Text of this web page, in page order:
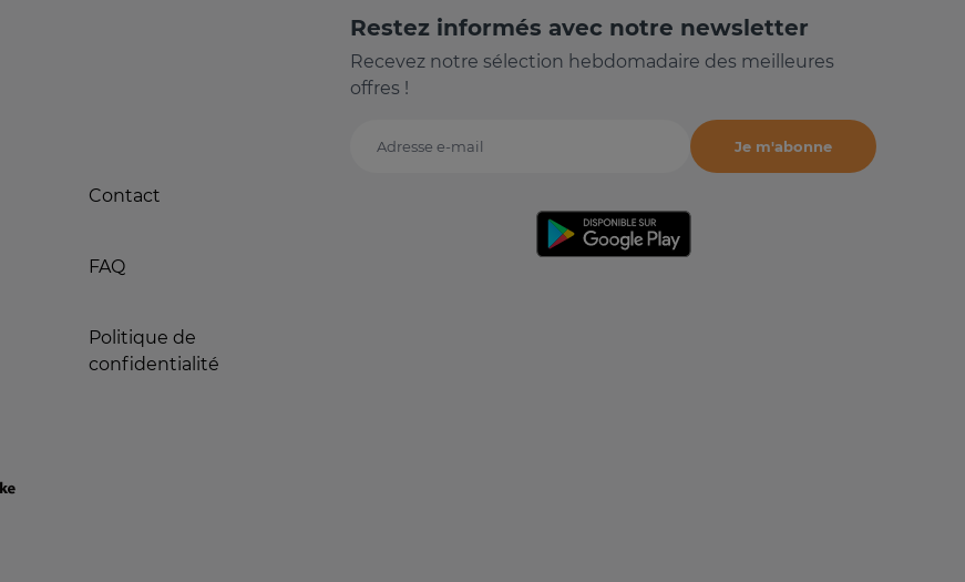
Contact
FAQ
Politique de
confidentialité
Restez informés avec notre newsletter
Recevez notre sélection hebdomadaire des meilleures
offres !
Adresse e-mail
Je m'abonne